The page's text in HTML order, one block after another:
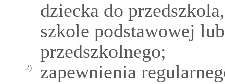
dziecka do
szkole podstawowej
przedszkolnego;
2)
zapewnienia